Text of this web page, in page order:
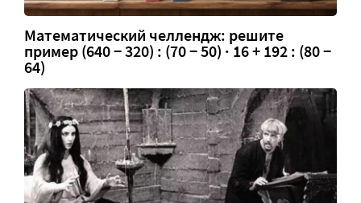
Математический челлендж: решите
пример (640 − 320) : (70 − 50) · 16 + 192 : (80 −
64)